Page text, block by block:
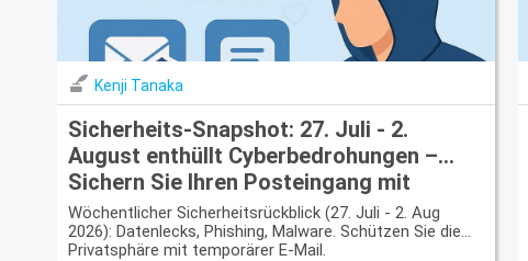
Kenji Tanaka
Sicherheits-Snapshot: 27. Juli - 2.
August enthüllt Cyberbedrohungen –
Sichern Sie Ihren Posteingang mit
Wegwerf-E-Mail
Wöchentlicher Sicherheitsrückblick (27. Juli - 2. Aug
2026): Datenlecks, Phishing, Malware. Schützen Sie die
Privatsphäre mit temporärer E-Mail.